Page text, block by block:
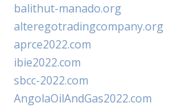
balithut-manado.org
alteregotradingcompany.org
aprce2022.com
ibie2022.com
sbcc-2022.com
AngolaOilAndGas2022.com